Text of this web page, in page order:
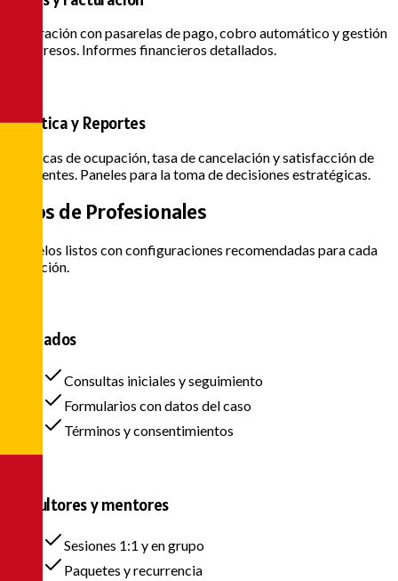
Integración con pasarelas de pago, cobro automático y gestión
de ingresos. Informes financieros detallados.
Analítica y Reportes
Métricas de ocupación, tasa de cancelación y satisfacción de
los clientes. Paneles para la toma de decisiones estratégicas.
Tipos de Profesionales
Modelos listos con configuraciones recomendadas para cada
actuación.
Abogados
Consultas iniciales y seguimiento
Formularios con datos del caso
Términos y consentimientos
Consultores y mentores
Sesiones 1:1 y en grupo
Paquetes y recurrencia